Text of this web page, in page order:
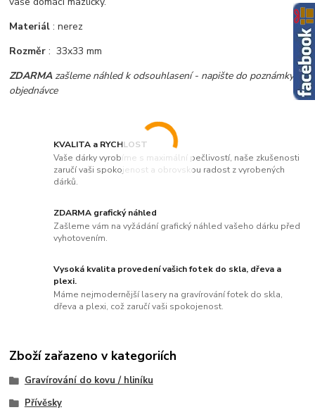
KVALITA a RYCHLOST
Vaše dárky vyrobíme s maximální pečlivostí, naše zkušenosti
zaručí vaši spokojenost a obrovskou radost z vyrobených
dárků.
ZDARMA grafický náhled
Zašleme vám na vyžádání grafický náhled vašeho dárku před
vyhotovením.
Vysoká kvalita provedení vašich fotek do skla, dřeva a
plexi.
Máme nejmodernější lasery na gravírování fotek do skla,
dřeva a plexi, což zaručí vaši spokojenost.
Materiál: nerez
Rozměr: 33x33 mm
ZDARMA zašleme náhled k odsouhlasení - napište do poznámky v
objednávce
Zboží zařazeno v kategoriích
Gravírování do kovu / hliníku
Přívěsky